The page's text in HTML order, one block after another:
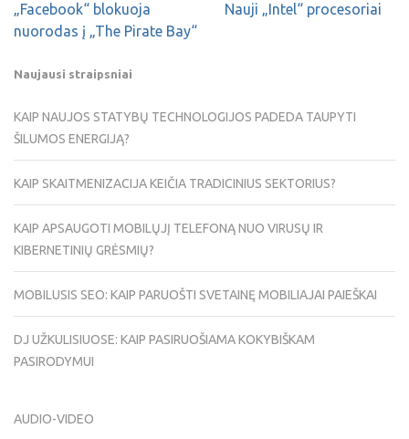
„Facebook“ blokuoja
nuorodas į „The Pirate Bay“
Nauji „Intel“ procesoriai
Naujausi straipsniai
KAIP NAUJOS STATYBŲ TECHNOLOGIJOS PADEDA TAUPYTI
ŠILUMOS ENERGIJĄ?
KAIP SKAITMENIZACIJA KEIČIA TRADICINIUS SEKTORIUS?
KAIP APSAUGOTI MOBILŲJĮ TELEFONĄ NUO VIRUSŲ IR
KIBERNETINIŲ GRĖSMIŲ?
MOBILUSIS SEO: KAIP PARUOŠTI SVETAINĘ MOBILIAJAI PAIEŠKAI
DJ UŽKULISIUOSE: KAIP PASIRUOŠIAMA KOKYBIŠKAM
PASIRODYMUI
AUDIO-VIDEO